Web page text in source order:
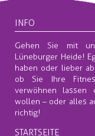
INFO
Gehen Sie mit
Lüneburger Heide!
haben oder lieber
ob Sie Ihre
verwöhnen lassen
wollen – oder alles
richtig!
STARTSEITE